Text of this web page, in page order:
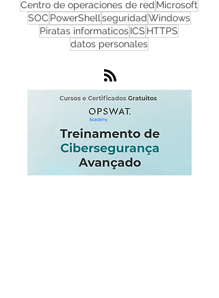
infraestructuraIoTProgress
Infraestructura criticaEndpoint
Centro de operaciones de redMicrosoft
PowerShellseguridadWindows
datos personales